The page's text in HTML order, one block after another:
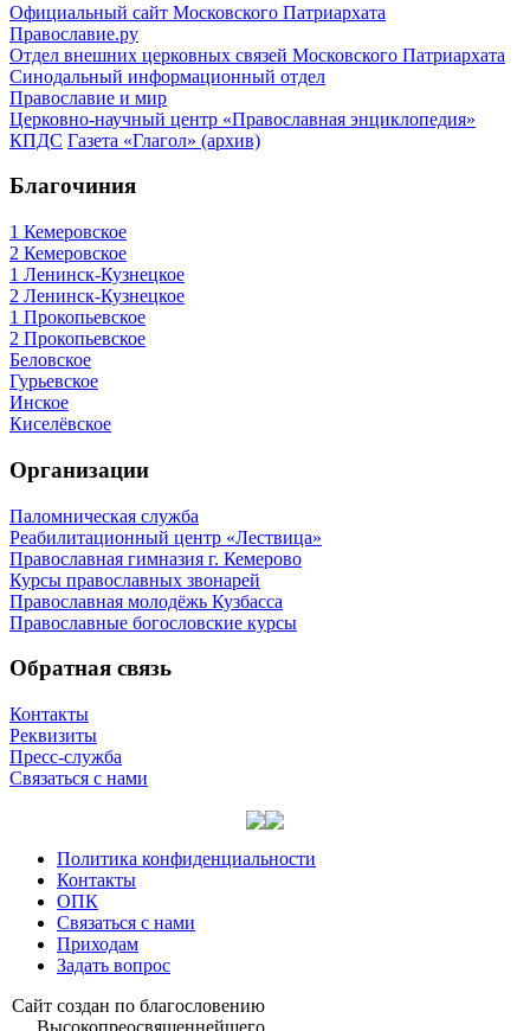
Официальный сайт Московского Патриархата
Православие.ру
Отдел внешних церковных связей Московского Патриархата
Синодальный информационный отдел
Православие и мир
Церковно-научный центр «Православная энциклопедия»
КПДС Газета «Глагол» (архив)
Благочиния
1 Кемеровское
2 Кемеровское
1 Ленинск-Кузнецкое
2 Ленинск-Кузнецкое
1 Прокопьевское
2 Прокопьевское
Беловское
Гурьевское
Инское
Киселёвское
Организации
Паломническая служба
Реабилитационный центр «Лествица»
Православная гимназия г. Кемерово
Курсы православных звонарей
Православная молодёжь Кузбасса
Православные богословские курсы
Обратная связь
Контакты
Реквизиты
Пресс-служба
Связаться с нами
Политика конфиденциальности
Контакты
ОПК
Связаться с нами
Приходам
Задать вопрос
Сайт со­здан по бла­го­сло­ве­нию
Вы­со­ко­прео­свя­щен­ней­ше­го